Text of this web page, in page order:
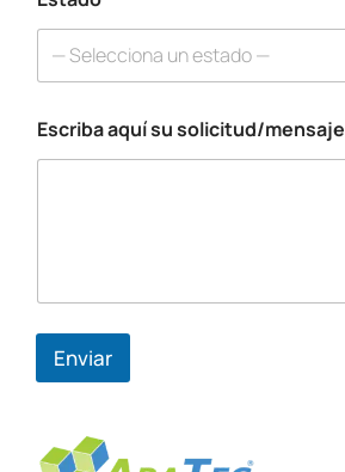
— Selecciona un estado —
Escriba aquí su solicitud/mensaje
Enviar